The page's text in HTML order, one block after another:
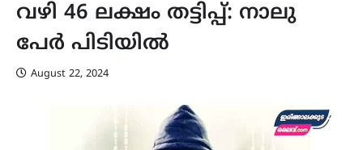
വഴി 46 ലക്ഷം തട്ടിപ്പ്: നാലു
പേർ പിടിയിൽ
August 22, 2024